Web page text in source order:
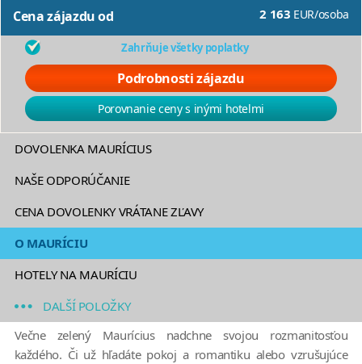
Cena zájazdu od 2 163 EUR/osoba
Zahrňuje všetky poplatky
Podrobnosti zájazdu
Porovnanie ceny s inými hotelmi
DOVOLENKA MAURÍCIUS
NAŠE ODPORÚČANIE
CENA DOVOLENKY VRÁTANE ZĽAVY
O MAURÍCIU
HOTELY NA MAURÍCIU
DALŠÍ POLOŽKY
Večne zelený Maurícius nadchne svojou rozmanitosťou
každého. Či už hľadáte pokoj a romantiku alebo vzrušujúce